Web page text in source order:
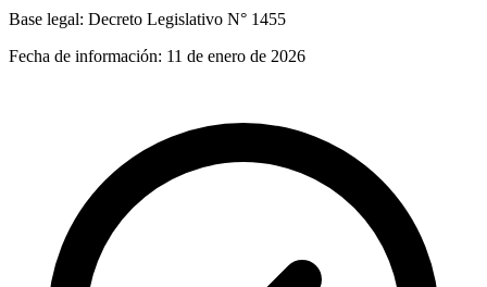
Base legal: Decreto Legislativo N° 1455
Fecha de información: 11 de enero de 2026